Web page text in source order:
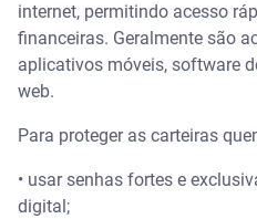
internet, permitindo acesso
financeiras. Geralmente são
aplicativos móveis, software
web.
Para proteger as carteiras
• usar senhas fortes e
digital;